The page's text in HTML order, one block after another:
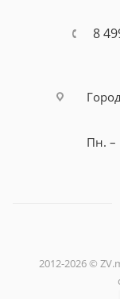
8
Пн. –
2012-2026 ©